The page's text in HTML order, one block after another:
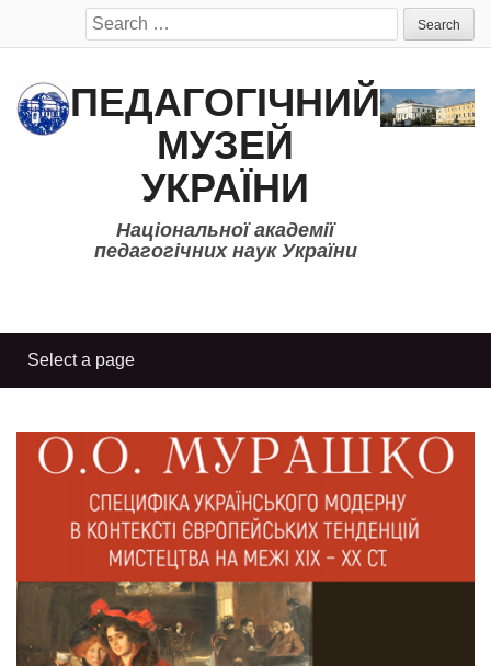
Search
for:
ПЕДАГОГІЧНИЙ
МУЗЕЙ
УКРАЇНИ
Національної академії
педагогічних наук України